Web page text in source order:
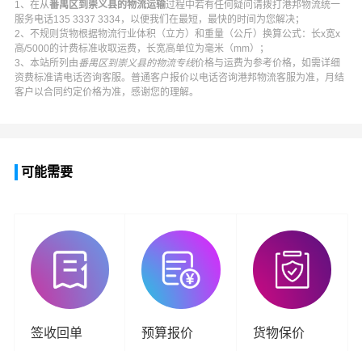
1、在从番禺区到崇义县的物流运输过程中若有任何疑问请拨打 港邦物流统一
服务电话135 3337 3334，以便我们在最短，最快的时间为您解决；
2、不规则货物根据物流行业体积（立方）和重量（公斤）换算公式：长x宽x
高/5000的计费标准收取运费，长宽高单位为毫米（mm）；
3、本站所列由番禺区到崇义县的物流专线价格与运费为参考价格，如需详细
资费标准请电话咨询客服。普通客户报价以电话咨询港邦物流客服为准，月结
客户以合同约定价格为准，感谢您的理解。
可能需要
签收回单 预算报价 货物保价